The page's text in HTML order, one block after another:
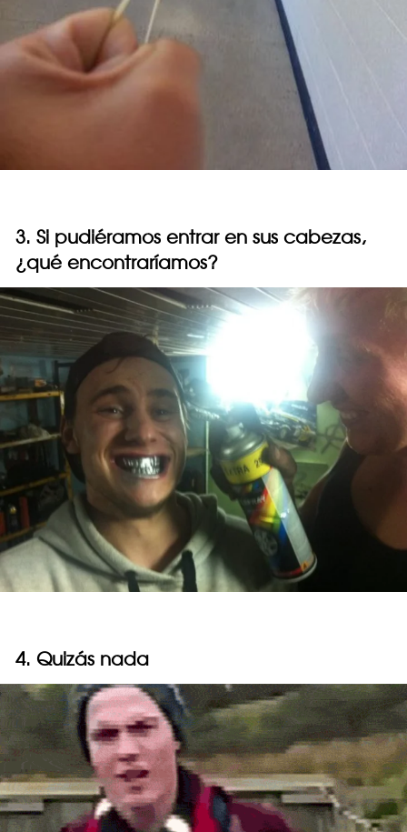
3. Si pudiéramos entrar en sus cabezas,
¿qué encontraríamos?
4. Quizás nada